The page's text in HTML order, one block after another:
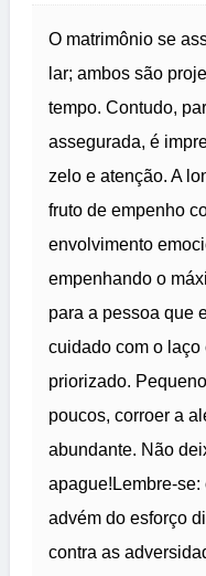
O matrimônio se
lar; ambos são
tempo. Contudo,
assegurada, é
zelo e atenção. A
fruto de empenho
envolvimento
empenhando o
para a pessoa que
cuidado com o
priorizado.
poucos, corroer a
abundante. Não
apague!Lembre-
advém do esforço
contra as